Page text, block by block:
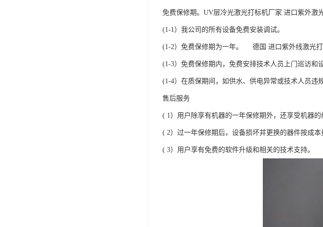
免费保修期。UV层冷光激光打标机厂家 进口紫外激
(1-1）我公司的所有设备免费安装调试。
(1-2）免费保修期为一年。 德国 进口紫外线激光
(1-3）免费保修期内，免费安排技术人员上门巡访和
(1-4）在质保期间，如供水、供电异常或技术人员违
售后服务
( 1）用户除享有机器的一年保修期外，还享受机器的
( 2）过一年保修期后，设备损坏并更换的器件按成本
( 3）用户享有免费的软件升级和相关的技术支持。